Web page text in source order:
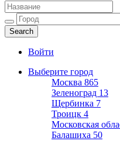
Ветеринарные клиники
Адреса и телефоны
Войти
Выберите город
Москва 865
Зеленоград 13
Щербинка 7
Троицк 4
Московская
Балашиха 50